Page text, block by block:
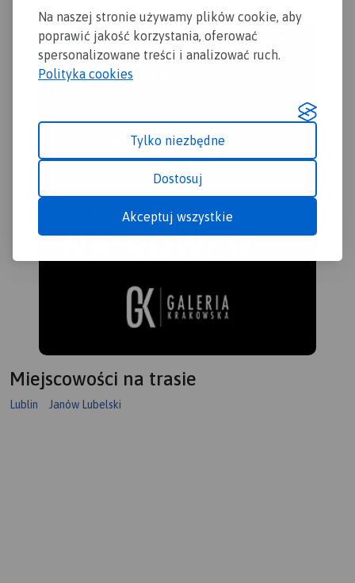
Na naszej stronie używamy plików cookie, aby
poprawić jakość korzystania, oferować
spersonalizowane treści i analizować ruch.
Polityka cookies
Tylko niezbędne
Dostosuj
Akceptuj wszystkie
Miejscowości na trasie
Lublin Janów Lubelski